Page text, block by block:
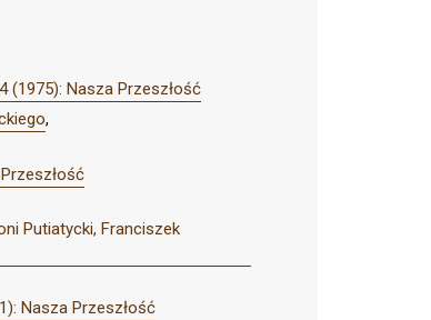
(1975): Nasza Przeszłość
,
Putiatycki, Franciszek
Nasza Przeszłość